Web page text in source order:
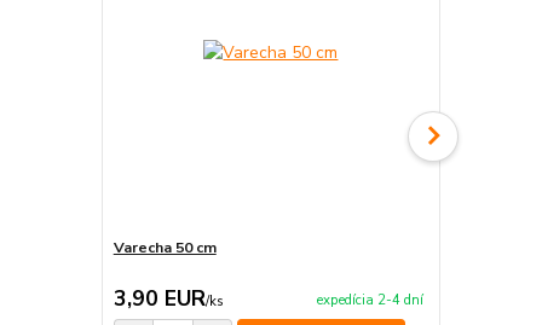
Varecha 50 cm
3,90 EUR/ks expedícia 2-4 dní